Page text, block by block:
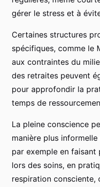
gérer le stress et à
Certaines structures
spécifiques, comme le
aux contraintes du
des retraites peuvent
pour approfondir la
temps de
La pleine conscience
manière plus
par exemple en faisant
lors des soins, en
respiration consciente,